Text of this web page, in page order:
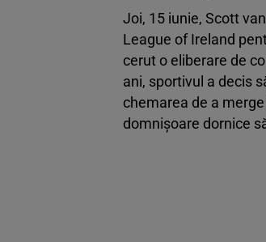
Joi, 15 iunie, Scott
League of Ireland
cerut o eliberare de
ani, sportivul a decis
chemarea de a
domnișoare dornice